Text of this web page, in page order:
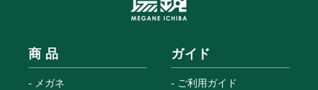
商 品
メガネ
ガイド
ご利用ガイド